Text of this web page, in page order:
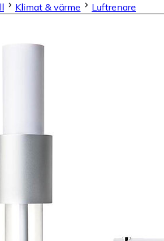
Klimat & värme Luftrenare